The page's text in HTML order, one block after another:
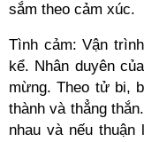
sắm theo cảm xúc.
Tình cảm: Vận
kể. Nhân duyên
mừng. Theo tử bi,
thành và thẳng
nhau và nếu